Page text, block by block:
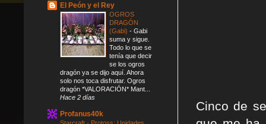
Cinco de
El Peón y el Rey
OGROS
DRAGÓN
(Gabi) - Gabi
suma y sigue.
Todo lo que se
tenía que decir
se los ogros
dragón ya se dijo aquí. Ahora
solo nos toca disfrutar. Ogros
dragón *VALORACIÓN* Mant...
Hace 2 días
Profanus40k